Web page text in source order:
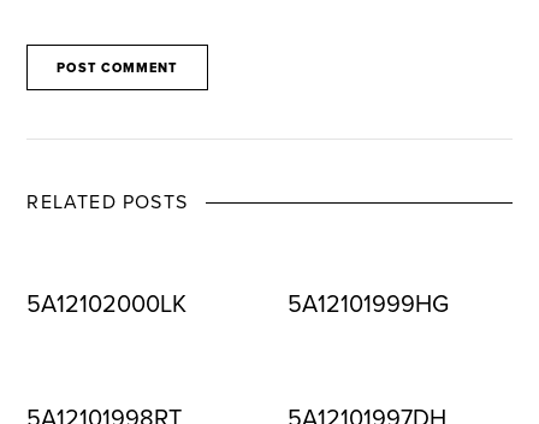
RELATED POSTS
5A12102000LK 5A12101999HG